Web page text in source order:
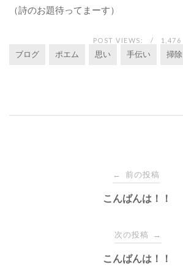
（詩のお題待ってまーす）
POST VIEWS: 1,476
ブログ ポエム 思い 手伝い 掃除
← 前の投稿
こんばんは！！
次の投稿 →
こんばんは！！